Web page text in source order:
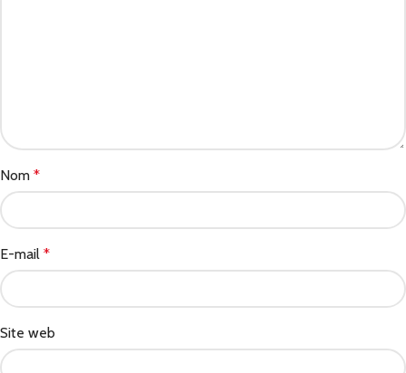
Nom *
E-mail *
Site web